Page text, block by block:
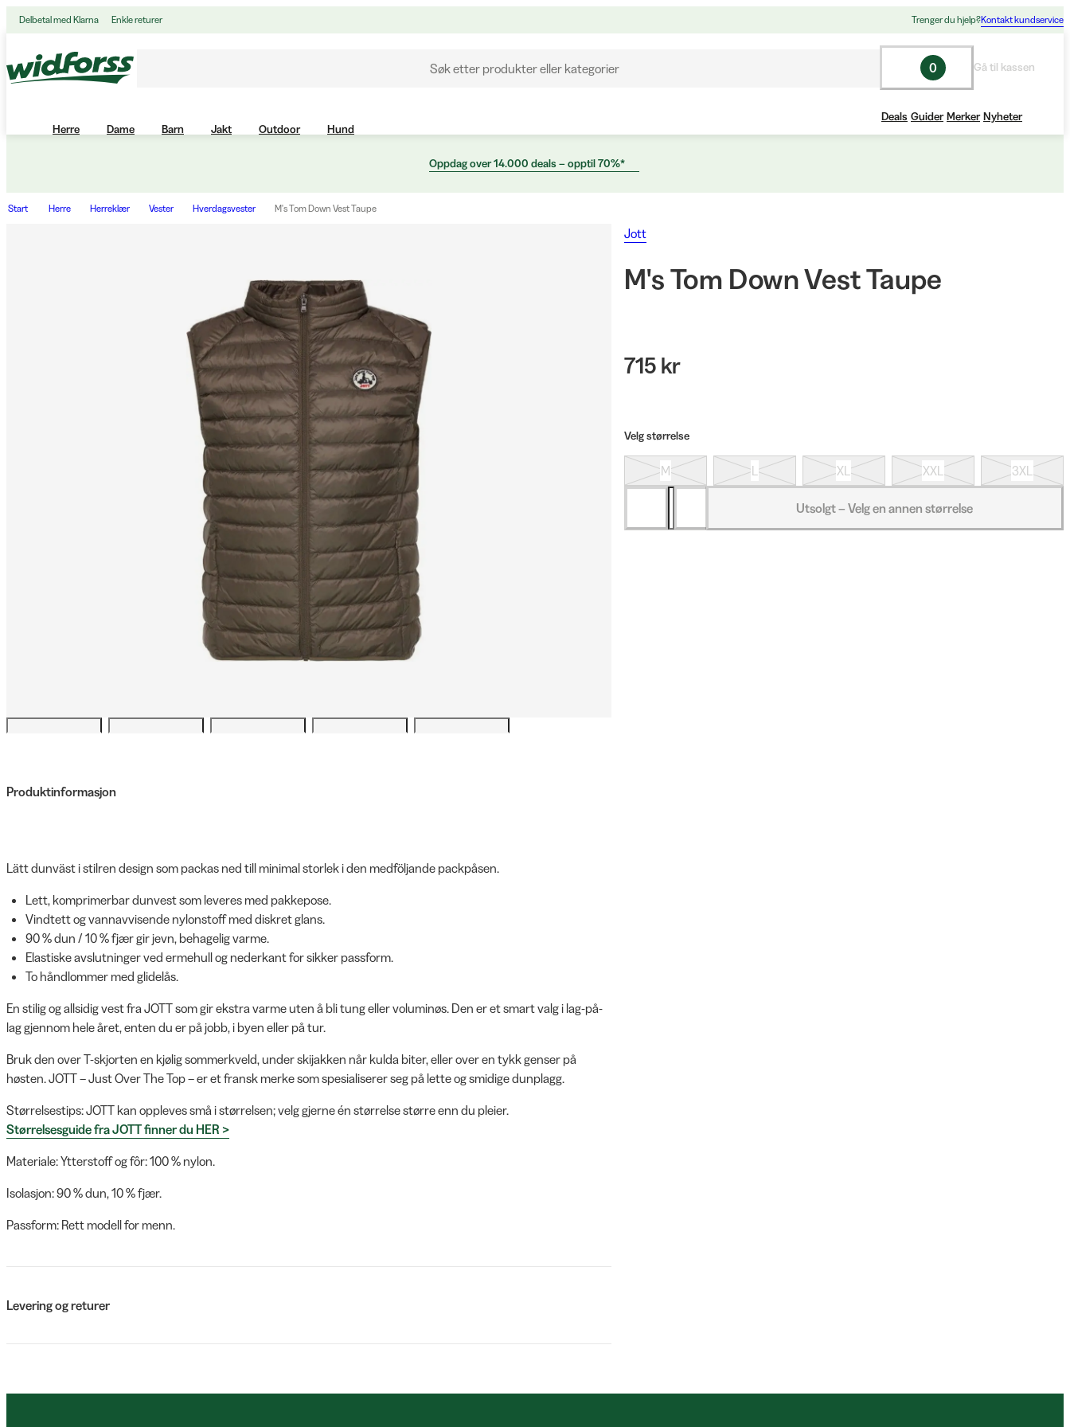
Delbetal med Klarna Enkle returer Trenger du hjelp?Kontakt kundservice
Søk etter produkter eller kategorier 0 Gå til kassen
Herre Dame Barn Jakt Outdoor Hund
Deals Guider Merker Nyheter
Oppdag over 14.000 deals – opptil 70%*
Start Herre Herreklær Vester Hverdagsvester M's Tom Down Vest Taupe
Produktinformasjon
Lätt dunväst i stilren design som packas ned till minimal storlek i den medföljande packpåsen.
Lett, komprimerbar dunvest som leveres med pakkepose.
Vindtett og vannavvisende nylonstoff med diskret glans.
90 % dun / 10 % fjær gir jevn, behagelig varme.
Elastiske avslutninger ved ermehull og nederkant for sikker passform.
To håndlommer med glidelås.
En stilig og allsidig vest fra JOTT som gir ekstra varme uten å bli tung eller voluminøs. Den er et smart valg i lag-på-
lag gjennom hele året, enten du er på jobb, i byen eller på tur.
Bruk den over T-skjorten en kjølig sommerkveld, under skijakken når kulda biter, eller over en tykk genser på
høsten. JOTT – Just Over The Top – er et fransk merke som spesialiserer seg på lette og smidige dunplagg.
Størrelsestips: JOTT kan oppleves små i størrelsen; velg gjerne én størrelse større enn du pleier.
Størrelsesguide fra JOTT finner du HER >
Materiale: Ytterstoff og fôr: 100 % nylon.
Isolasjon: 90 % dun, 10 % fjær.
Passform: Rett modell for menn.
Levering og returer
Jott
M's Tom Down Vest Taupe
715 kr
Velg størrelse
M L XL XXL 3XL
Utsolgt – Velg en annen størrelse